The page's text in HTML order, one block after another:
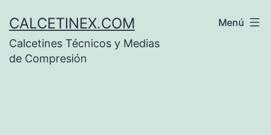
contenido
CALCETINEX.COM
Calcetines Técnicos y Medias
de Compresión
Menú